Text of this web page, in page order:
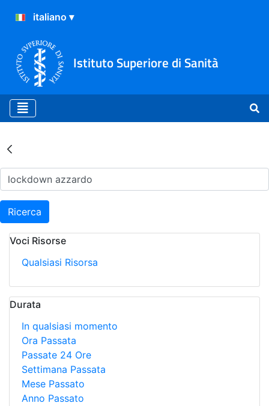
Istituto Superiore di Sanità
Risultati della Ricerca -
Ricerca
Voci Risorse
Qualsiasi Risorsa
Durata
In qualsiasi momento
Ora Passata
Passate 24 Ore
Settimana Passata
Mese Passato
Anno Passato